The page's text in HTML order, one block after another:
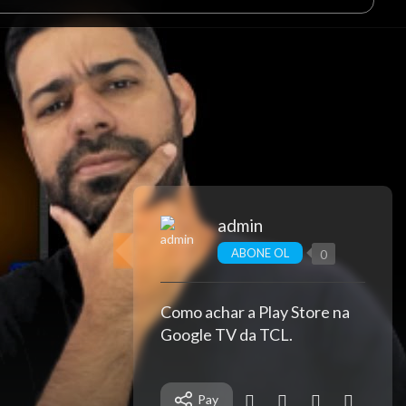
admin
ABONE OL 0
Como achar a Play Store na
Google TV da TCL.
Pay